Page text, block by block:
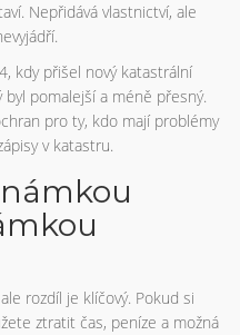
Nepřidává vlastnictví, ale
kdy přišel nový katastrální
pomalejší a méně přesný.
pro ty, kdo mají problémy
v katastru.
rozdíl je klíčový. Pokud si
ztratit čas, peníze a možná